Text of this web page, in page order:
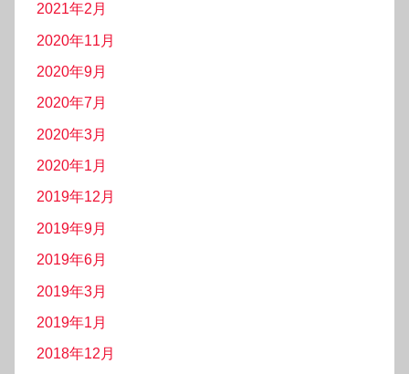
2021年2月
2020年11月
2020年9月
2020年7月
2020年3月
2020年1月
2019年12月
2019年9月
2019年6月
2019年3月
2019年1月
2018年12月